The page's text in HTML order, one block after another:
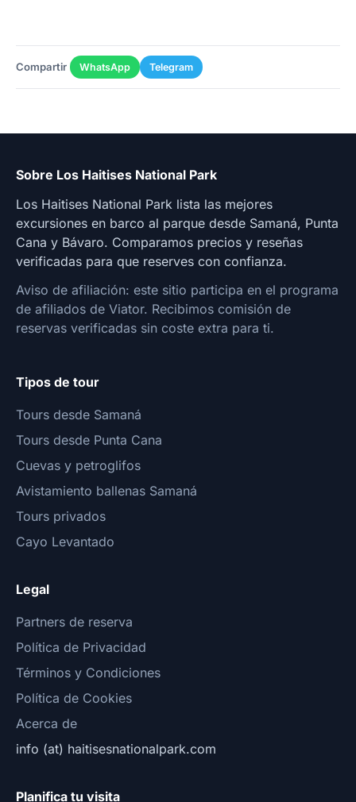
Compartir WhatsApp Telegram
Sobre Los Haitises National Park
Los Haitises National Park lista las mejores
excursiones en barco al parque desde Samaná, Punta
Cana y Bávaro. Comparamos precios y reseñas
verificadas para que reserves con confianza.
Aviso de afiliación: este sitio participa en el programa
de afiliados de Viator. Recibimos comisión de
reservas verificadas sin coste extra para ti.
Tipos de tour
Tours desde Samaná
Tours desde Punta Cana
Cuevas y petroglifos
Avistamiento ballenas Samaná
Tours privados
Cayo Levantado
Legal
Partners de reserva
Política de Privacidad
Términos y Condiciones
Política de Cookies
Acerca de
info (at) haitisesnationalpark.com
Planifica tu visita